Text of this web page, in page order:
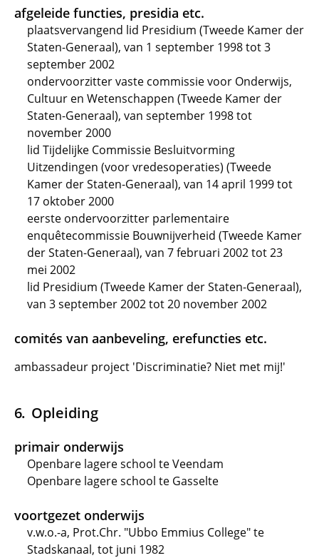
afgeleide functies, presidia etc.
plaatsvervangend lid Presidium (Tweede Kamer der
Staten-Generaal), van 1 september 1998 tot 3
september 2002
ondervoorzitter vaste commissie voor Onderwijs,
Cultuur en Wetenschappen (Tweede Kamer der
Staten-Generaal), van september 1998 tot
november 2000
lid Tijdelijke Commissie Besluitvorming
Uitzendingen (voor vredesoperaties) (Tweede
Kamer der Staten-Generaal), van 14 april 1999 tot
17 oktober 2000
eerste ondervoorzitter parlementaire
enquêtecommissie Bouwnijverheid (Tweede Kamer
der Staten-Generaal), van 7 februari 2002 tot 23
mei 2002
lid Presidium (Tweede Kamer der Staten-Generaal),
van 3 september 2002 tot 20 november 2002
comités van aanbeveling, erefuncties etc.
ambassadeur project 'Discriminatie? Niet met mij!'
Opleiding
primair onderwijs
Openbare lagere school te Veendam
Openbare lagere school te Gasselte
voortgezet onderwijs
v.w.o.-a, Prot.Chr. "Ubbo Emmius College" te
Stadskanaal, tot juni 1982